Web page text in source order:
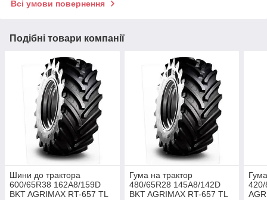
Всі умови повернення
Подібні товари компанії
Шини до трактора
600/65R38 162A8/159D
BKT AGRIMAX RT-657 TL
Гума на трактор
480/65R28 145A8/142D
BKT AGRIMAX RT-657 TL
420/